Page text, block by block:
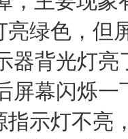
色，但屏
背光灯亮了
屏幕闪烁一
灯不亮，